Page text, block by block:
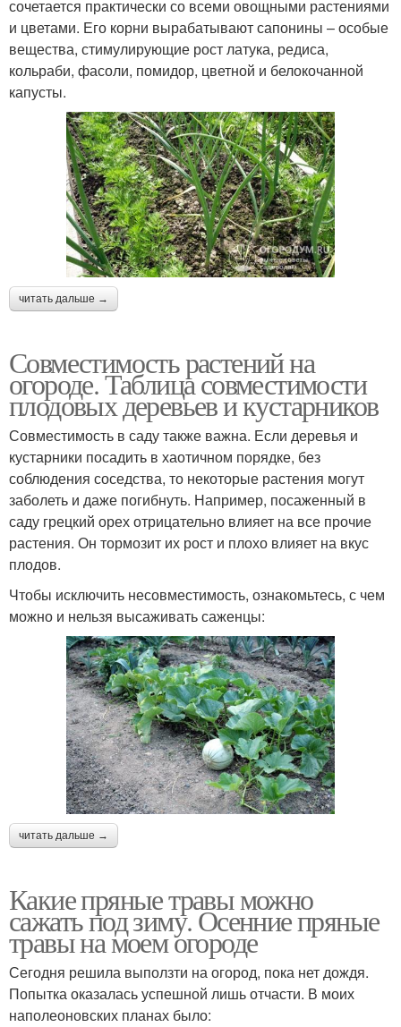
сочетается практически со всеми овощными растениями
и цветами. Его корни вырабатывают сапонины – особые
вещества, стимулирующие рост латука, редиса,
кольраби, фасоли, помидор, цветной и белокочанной
капусты.
читать дальше →
Совместимость растений на
огороде. Таблица совместимости
плодовых деревьев и кустарников
Совместимость в саду также важна. Если деревья и
кустарники посадить в хаотичном порядке, без
соблюдения соседства, то некоторые растения могут
заболеть и даже погибнуть. Например, посаженный в
саду грецкий орех отрицательно влияет на все прочие
растения. Он тормозит их рост и плохо влияет на вкус
плодов.
Чтобы исключить несовместимость, ознакомьтесь, с чем
можно и нельзя высаживать саженцы:
читать дальше →
Какие пряные травы можно
сажать под зиму. Осенние пряные
травы на моем огороде
Сегодня решила выползти на огород, пока нет дождя.
Попытка оказалась успешной лишь отчасти. В моих
наполеоновских планах было: